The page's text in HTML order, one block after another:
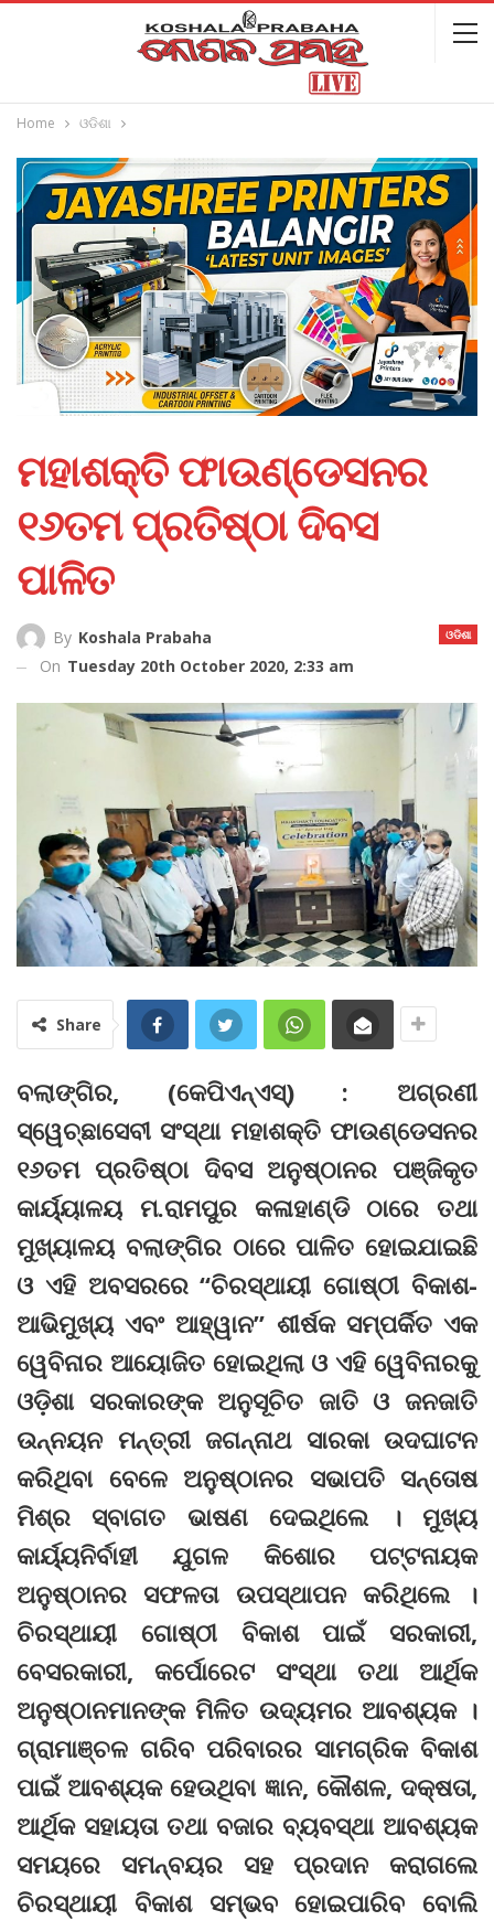
Home ଓଡିଶା
ମହାଶକ୍ତି ଫାଉଣ୍ଡେସନର
୧୬ତମ ପ୍ରତିଷ୍ଠା ଦିବସ
ପାଳିତ
ଓଡିଶା
By Koshala Prabaha
On Tuesday 20th October 2020, 2:33 am
Share
ବଲାଙ୍ଗିର, (କେପିଏନ୍‌ଏସ୍‌) : ଅଗ୍ରଣୀ
ସ୍ୱେଚ୍ଛାସେବୀ ସଂସ୍ଥା ମହାଶକ୍ତି ଫାଉଣ୍ଡେସନର
୧୬ତମ ପ୍ରତିଷ୍ଠା ଦିବସ ଅନୁଷ୍ଠାନର ପଞ୍ଜିକୃତ
କାର୍ୟ୍ୟାଳୟ ମ.ରାମପୁର କଳାହାଣ୍ଡି ଠାରେ ତଥା
ମୁଖ୍ୟାଳୟ ବଲାଙ୍ଗିର ଠାରେ ପାଳିତ ହୋଇଯାଇଛି
ଓ ଏହି ଅବସରରେ “ଚିରସ୍ଥାୟୀ ଗୋଷ୍ଠୀ ବିକାଶ-
ଆଭିମୁଖ୍ୟ ଏବଂ ଆହ୍ୱାନ” ଶୀର୍ଷକ ସମ୍ପର୍କିତ ଏକ
ୱେବିନାର ଆୟୋଜିତ ହୋଇଥିଲା ଓ ଏହି ୱେବିନାରକୁ
ଓଡ଼ିଶା ସରକାରଙ୍କ ଅନୁସୂଚିତ ଜାତି ଓ ଜନଜାତି
ଉନ୍ନୟନ ମନ୍ତ୍ରୀ ଜଗନ୍ନାଥ ସାରକା ଉଦଘାଟନ
କରିଥିବା ବେଳେ ଅନୁଷ୍ଠାନର ସଭାପତି ସନ୍ତୋଷ
ମିଶ୍ର ସ୍ବାଗତ ଭାଷଣ ଦେଇଥିଲେ । ମୁଖ୍ୟ
କାର୍ୟ୍ୟନିର୍ବାହୀ ଯୁଗଳ କିଶୋର ପଟ୍ଟନାୟକ
ଅନୁଷ୍ଠାନର ସଫଳତା ଉପସ୍ଥାପନ କରିଥିଲେ ।
ଚିରସ୍ଥାୟୀ ଗୋଷ୍ଠୀ ବିକାଶ ପାଇଁ ସରକାରୀ,
ବେସରକାରୀ, କର୍ପୋରେଟ ସଂସ୍ଥା ତଥା ଆର୍ଥିକ
ଅନୁଷ୍ଠାନମାନଙ୍କ ମିଳିତ ଉଦ୍ୟମର ଆବଶ୍ୟକ ।
ଗ୍ରାମାଞ୍ଚଳ ଗରିବ ପରିବାରର ସାମଗ୍ରିକ ବିକାଶ
ପାଇଁ ଆବଶ୍ୟକ ହେଉଥିବା ଜ୍ଞାନ, କୌଶଳ, ଦକ୍ଷତା,
ଆର୍ଥିକ ସହାୟତା ତଥା ବଜାର ବ୍ୟବସ୍ଥା ଆବଶ୍ୟକ
ସମୟରେ ସମନ୍ବୟର ସହ ପ୍ରଦାନ କରାଗଲେ
ଚିରସ୍ଥାୟୀ ବିକାଶ ସମ୍ଭବ ହୋଇପାରିବ ବୋଲି